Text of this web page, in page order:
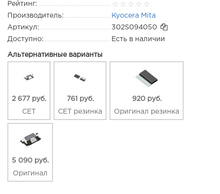
Рейтинг:
Производитель:
Kyocera Mita
Артикул:
302S094050
Доступно:
Есть в наличии
Альтернативные варианты
2 677 руб.
CET
761 руб.
CET резинка
920 руб.
Оригинал резинка
5 090 руб.
Оригинал